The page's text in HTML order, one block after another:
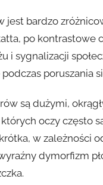
jest bardzo
po kontrastowe
i sygnalizacji
poruszania
są dużymi,
których oczy często
w zależności
dymorfizm